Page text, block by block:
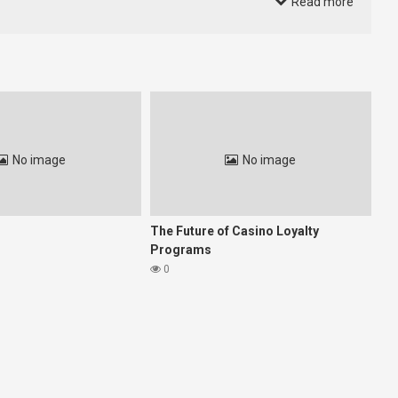
tendance témoigne d’un changement d’attitude, où la
Elles doivent combiner simplicité d’accès, contenu
crucial. C’est là qu’intervient une plateforme innovante
payant. La capacité d’accéder à ces contenus facilement
No image No image
The Future of Casino Loyalty
Programs
0